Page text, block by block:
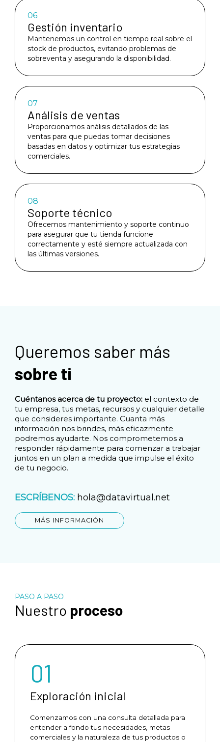
06
Gestión inventario
Mantenemos un control en tiempo real sobre el
stock de productos, evitando problemas de
sobreventa y asegurando la disponibilidad.
07
Análisis de ventas
Proporcionamos análisis detallados de las
ventas para que puedas tomar decisiones
basadas en datos y optimizar tus estrategias
comerciales.
08
Soporte técnico
Ofrecemos mantenimiento y soporte continuo
para asegurar que tu tienda funcione
correctamente y esté siempre actualizada con
las últimas versiones.
Queremos saber más
sobre ti
Cuéntanos acerca de tu proyecto: el contexto de
tu empresa, tus metas, recursos y cualquier detalle
que consideres importante. Cuanta más
información nos brindes, más eficazmente
podremos ayudarte. Nos comprometemos a
responder rápidamente para comenzar a trabajar
juntos en un plan a medida que impulse el éxito
de tu negocio.
ESCRÍBENOS: hola@datavirtual.net
MÁS INFORMACIÓN
PASO A PASO
Nuestro proceso
01
Exploración inicial
Comenzamos con una consulta detallada para
entender a fondo tus necesidades, metas
comerciales y la naturaleza de tus productos o